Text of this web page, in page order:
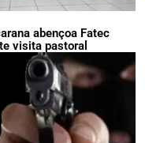
abençoa Fatec
visita pastoral